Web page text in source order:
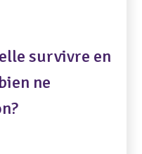
survivre en
ne